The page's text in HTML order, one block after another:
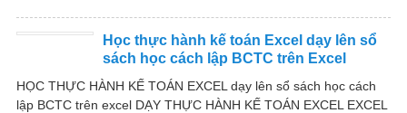
Học thực hành kế toán Excel dạy lên sổ
sách học cách lập BCTC trên Excel
HỌC THỰC HÀNH KẾ TOÁN EXCEL dạy lên sổ sách học cách
lập BCTC trên excel DẠY THỰC HÀNH KẾ TOÁN EXCEL EXCEL